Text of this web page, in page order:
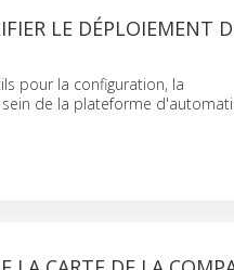
LE DÉPLOIEMENT
pour la configuration, la
de la plateforme